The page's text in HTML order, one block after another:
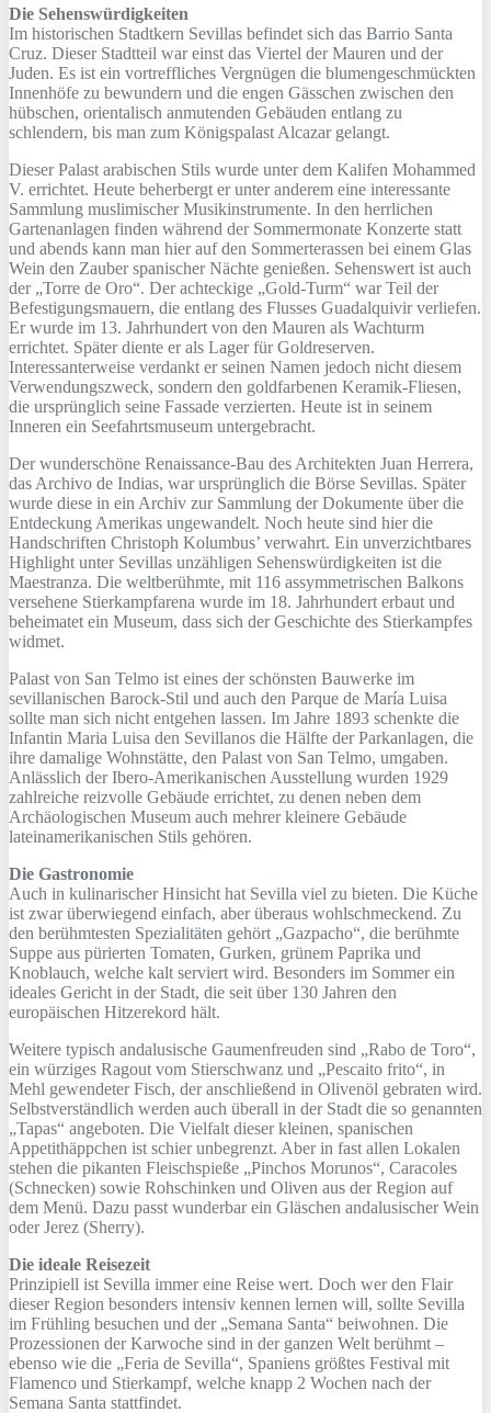
Die Sehenswürdigkeiten
Im historischen Stadtkern Sevillas befindet sich das Barrio Santa
Cruz. Dieser Stadtteil war einst das Viertel der Mauren und der
Juden. Es ist ein vortreffliches Vergnügen die blumengeschmückten
Innenhöfe zu bewundern und die engen Gässchen zwischen den
hübschen, orientalisch anmutenden Gebäuden entlang zu
schlendern, bis man zum Königspalast Alcazar gelangt.
Dieser Palast arabischen Stils wurde unter dem Kalifen Mohammed
V. errichtet. Heute beherbergt er unter anderem eine interessante
Sammlung muslimischer Musikinstrumente. In den herrlichen
Gartenanlagen finden während der Sommermonate Konzerte statt
und abends kann man hier auf den Sommerterassen bei einem Glas
Wein den Zauber spanischer Nächte genießen. Sehenswert ist auch
der „Torre de Oro“. Der achteckige „Gold-Turm“ war Teil der
Befestigungsmauern, die entlang des Flusses Guadalquivir verliefen.
Er wurde im 13. Jahrhundert von den Mauren als Wachturm
errichtet. Später diente er als Lager für Goldreserven.
Interessanterweise verdankt er seinen Namen jedoch nicht diesem
Verwendungszweck, sondern den goldfarbenen Keramik-Fliesen,
die ursprünglich seine Fassade verzierten. Heute ist in seinem
Inneren ein Seefahrtsmuseum untergebracht.
Der wunderschöne Renaissance-Bau des Architekten Juan Herrera,
das Archivo de Indias, war ursprünglich die Börse Sevillas. Später
wurde diese in ein Archiv zur Sammlung der Dokumente über die
Entdeckung Amerikas ungewandelt. Noch heute sind hier die
Handschriften Christoph Kolumbus’ verwahrt. Ein unverzichtbares
Highlight unter Sevillas unzähligen Sehenswürdigkeiten ist die
Maestranza. Die weltberühmte, mit 116 assymmetrischen Balkons
versehene Stierkampfarena wurde im 18. Jahrhundert erbaut und
beheimatet ein Museum, dass sich der Geschichte des Stierkampfes
widmet.
Palast von San Telmo ist eines der schönsten Bauwerke im
sevillanischen Barock-Stil und auch den Parque de María Luisa
sollte man sich nicht entgehen lassen. Im Jahre 1893 schenkte die
Infantin Maria Luisa den Sevillanos die Hälfte der Parkanlagen, die
ihre damalige Wohnstätte, den Palast von San Telmo, umgaben.
Anlässlich der Ibero-Amerikanischen Ausstellung wurden 1929
zahlreiche reizvolle Gebäude errichtet, zu denen neben dem
Archäologischen Museum auch mehrer kleinere Gebäude
lateinamerikanischen Stils gehören.
Die Gastronomie
Auch in kulinarischer Hinsicht hat Sevilla viel zu bieten. Die Küche
ist zwar überwiegend einfach, aber überaus wohlschmeckend. Zu
den berühmtesten Spezialitäten gehört „Gazpacho“, die berühmte
Suppe aus pürierten Tomaten, Gurken, grünem Paprika und
Knoblauch, welche kalt serviert wird. Besonders im Sommer ein
ideales Gericht in der Stadt, die seit über 130 Jahren den
europäischen Hitzerekord hält.
Weitere typisch andalusische Gaumenfreuden sind „Rabo de Toro“,
ein würziges Ragout vom Stierschwanz und „Pescaito frito“, in
Mehl gewendeter Fisch, der anschließend in Olivenöl gebraten wird.
Selbstverständlich werden auch überall in der Stadt die so genannten
„Tapas“ angeboten. Die Vielfalt dieser kleinen, spanischen
Appetithäppchen ist schier unbegrenzt. Aber in fast allen Lokalen
stehen die pikanten Fleischspieße „Pinchos Morunos“, Caracoles
(Schnecken) sowie Rohschinken und Oliven aus der Region auf
dem Menü. Dazu passt wunderbar ein Gläschen andalusischer Wein
oder Jerez (Sherry).
Die ideale Reisezeit
Prinzipiell ist Sevilla immer eine Reise wert. Doch wer den Flair
dieser Region besonders intensiv kennen lernen will, sollte Sevilla
im Frühling besuchen und der „Semana Santa“ beiwohnen. Die
Prozessionen der Karwoche sind in der ganzen Welt berühmt –
ebenso wie die „Feria de Sevilla“, Spaniens größtes Festival mit
Flamenco und Stierkampf, welche knapp 2 Wochen nach der
Semana Santa stattfindet.